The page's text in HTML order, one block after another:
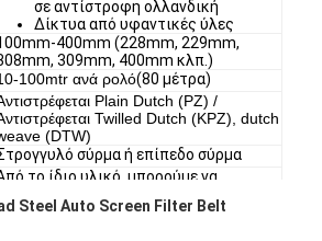
σε αντίστροφη ολλανδική
Δίκτυα από υφαντικές ύλες
400mm (228mm, 229mm,
309mm, 400mm κλπ.)
100mtr ανά ρολό(80 μέτρα)
Plain Dutch (PZ) /
Twilled Dutch (KPZ), dutch
(DTW)
σύρμα ή επίπεδο σύρμα
το ίδιο υλικό, μπορούμε να
και ολλανδικό.
Steel Auto Screen Filter Belt